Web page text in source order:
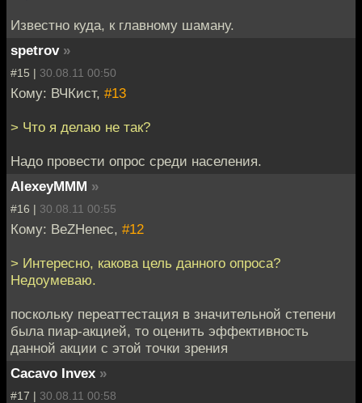
Известно куда, к главному шаману.
spetrov »
#15 | 30.08.11 00:50
Кому: ВЧКист, #13
> Что я делаю не так?
Надо провести опрос среди населения.
AlexeyMMM »
#16 | 30.08.11 00:55
Кому: BeZHenec, #12
> Интересно, какова цель данного опроса?
Недоумеваю.
поскольку переаттестация в значительной степени
была пиар-акцией, то оценить эффективность
данной акции с этой точки зрения
Cacavo Invex »
#17 | 30.08.11 00:58